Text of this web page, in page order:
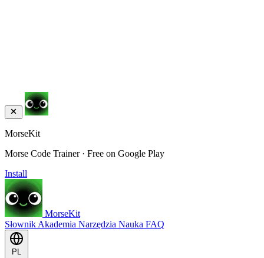
MorseKit
Morse Code Trainer · Free on Google Play
Install
MorseKit
Słownik Akademia Narzędzia Nauka FAQ